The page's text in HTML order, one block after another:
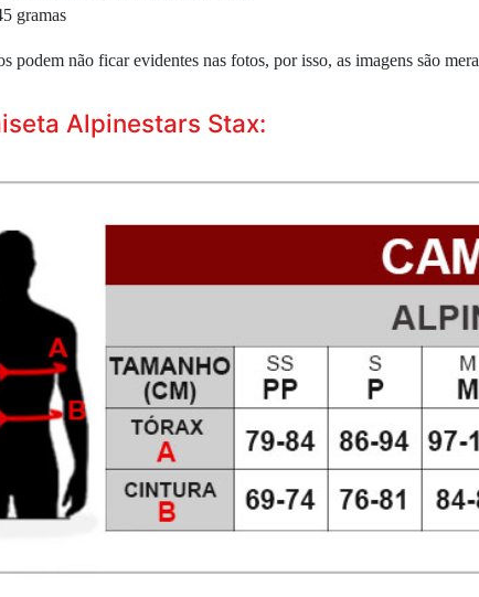
gramas
podem não ficar evidentes nas fotos, por isso, as imagens são
Alpinestars Stax: